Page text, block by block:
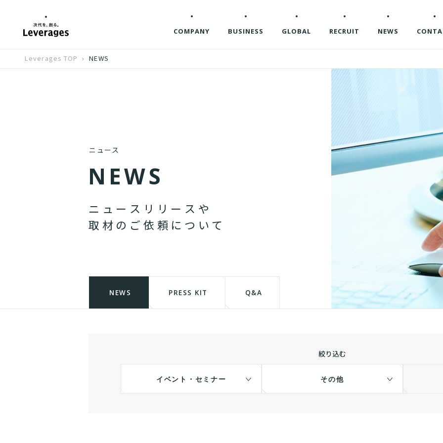
COMPANY BUSINESS GLOBAL RECRUIT NEWS
Leverages TOP NEWS
ニュース
N EWS
ニ ュ ー ス リ リ ー ス や
取 材 の ご 依 頼 に つ い て
NEWS PRESS KIT Q&A
絞り込む
イベント・セミナー その他